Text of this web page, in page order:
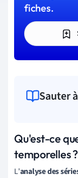
fiches.
Sauter
Qu'est-ce
temporelles ?
L'analyse des